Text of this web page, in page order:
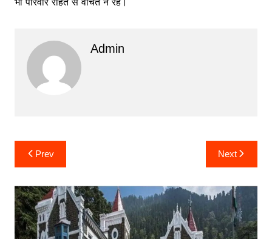
Admin
Post
navigation
Prev Next